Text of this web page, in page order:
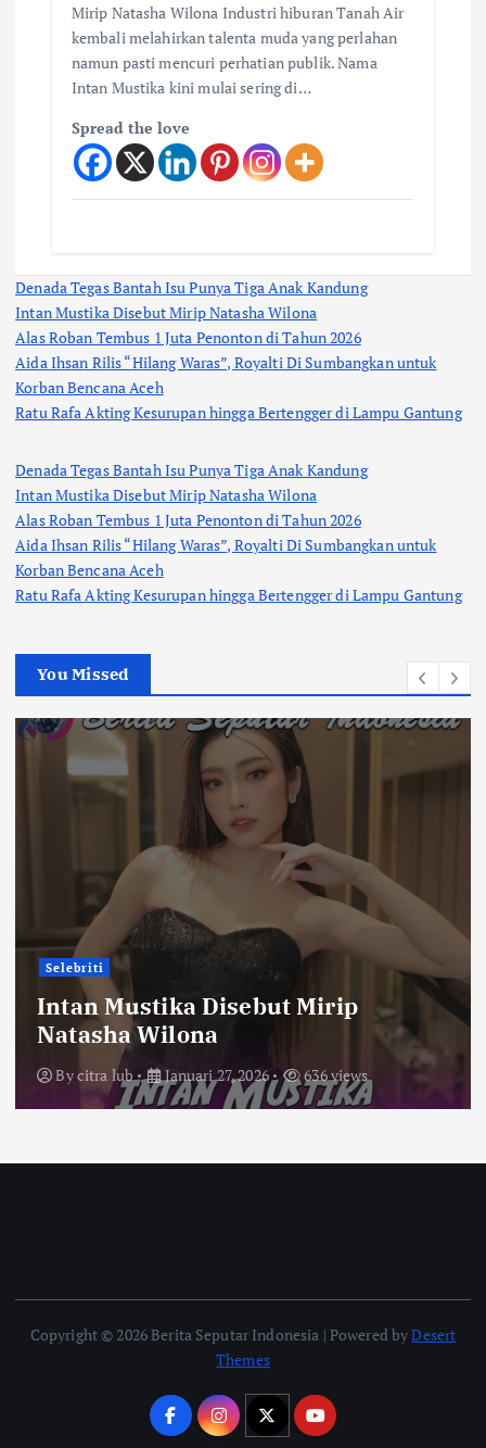
Mirip Natasha Wilona Industri hiburan Tanah Air
kembali melahirkan talenta muda yang perlahan
namun pasti mencuri perhatian publik. Nama
Intan Mustika kini mulai sering di…
Spread the love
Denada Tegas Bantah Isu Punya Tiga Anak Kandung
Intan Mustika Disebut Mirip Natasha Wilona
Alas Roban Tembus 1 Juta Penonton di Tahun 2026
Aida Ihsan Rilis “Hilang Waras”, Royalti Di Sumbangkan untuk
Korban Bencana Aceh
Ratu Rafa Akting Kesurupan hingga Bertengger di Lampu Gantung
Denada Tegas Bantah Isu Punya Tiga Anak Kandung
Intan Mustika Disebut Mirip Natasha Wilona
Alas Roban Tembus 1 Juta Penonton di Tahun 2026
Aida Ihsan Rilis “Hilang Waras”, Royalti Di Sumbangkan untuk
Korban Bencana Aceh
Ratu Rafa Akting Kesurupan hingga Bertengger di Lampu Gantung
You Missed
Selebriti
Intan Mustika Disebut Mirip
Natasha Wilona
Bycitra lub Januari 27, 2026 636 views
Copyright © 2026 Berita Seputar Indonesia | Powered byDesert
Themes